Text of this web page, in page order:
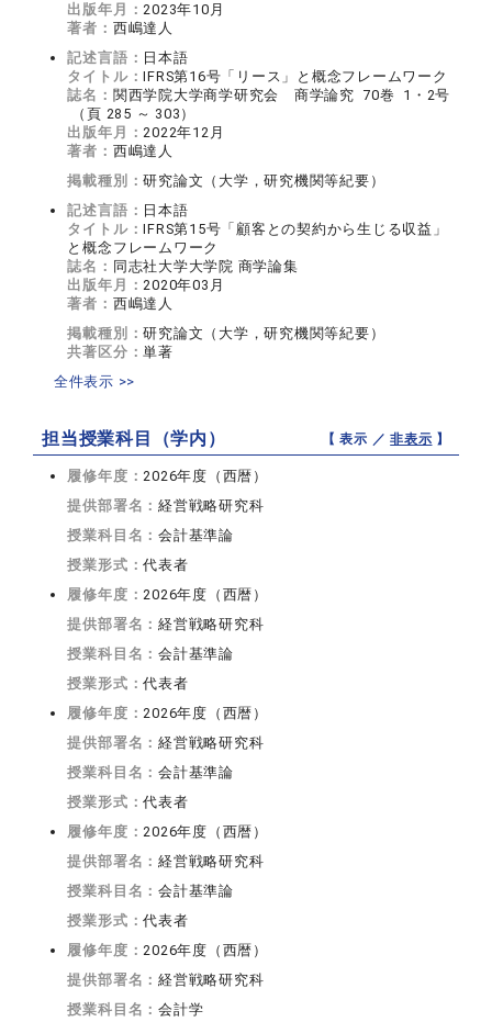
出版年月：2023年10月
著者： 西嶋達人
記述言語： 日本語
タイトル：IFRS第16号「リース」と概念フレームワーク
誌名： 関西学院大学商学研究会 商学論究 70巻 1・2号
（頁 285 ～ 303）
出版年月：2022年12月
著者： 西嶋達人
掲載種別：研究論文（大学，研究機関等紀要）
記述言語： 日本語
タイトル：IFRS第15号「顧客との契約から生じる収益」
と概念フレームワーク
誌名： 同志社大学大学院 商学論集
出版年月：2020年03月
著者： 西嶋達人
掲載種別：研究論文（大学，研究機関等紀要）
共著区分：単著
全件表示 >>
担当授業科目（学内） 【 表示 ／非表示 】
履修年度：2026年度（西暦）
提供部署名：経営戦略研究科
授業科目名：会計基準論
授業形式：代表者
履修年度：2026年度（西暦）
提供部署名：経営戦略研究科
授業科目名：会計基準論
授業形式：代表者
履修年度：2026年度（西暦）
提供部署名：経営戦略研究科
授業科目名：会計基準論
授業形式：代表者
履修年度：2026年度（西暦）
提供部署名：経営戦略研究科
授業科目名：会計基準論
授業形式：代表者
履修年度：2026年度（西暦）
提供部署名：経営戦略研究科
授業科目名：会計学